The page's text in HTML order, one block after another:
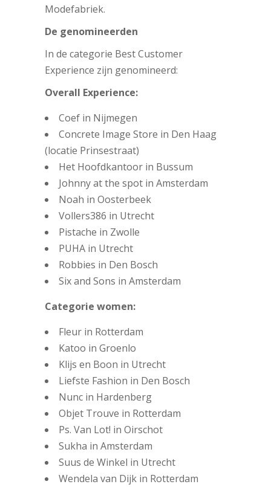
Modefabriek.
De genomineerden
In de categorie Best Customer
Experience zijn genomineerd:
Overall Experience:
Coef in Nijmegen
Concrete Image Store in Den Haag
(locatie Prinsestraat)
Het Hoofdkantoor in Bussum
Johnny at the spot in Amsterdam
Noah in Oosterbeek
Vollers386 in Utrecht
Pistache in Zwolle
PUHA in Utrecht
Robbies in Den Bosch
Six and Sons in Amsterdam
Categorie women:
Fleur in Rotterdam
Katoo in Groenlo
Klijs en Boon in Utrecht
Liefste Fashion in Den Bosch
Nunc in Hardenberg
Objet Trouve in Rotterdam
Ps. Van Lot! in Oirschot
Sukha in Amsterdam
Suus de Winkel in Utrecht
Wendela van Dijk in Rotterdam